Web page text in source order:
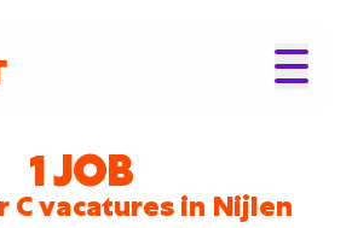
1 JOB
C vacatures in Nijlen